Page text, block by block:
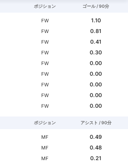
ポジション ゴール / 90分
FW
1.10
FW
0.81
FW
0.41
FW
0.30
FW
0.00
FW
0.00
FW
0.00
FW
0.00
FW 0.00
ポジション アシスト / 90分
MF
0.49
MF
0.48
MF
0.21